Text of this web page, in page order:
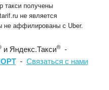
такси получены
не является
не аффилированы с Uber.
и Яндекс.Такси® -
- Связаться с нами